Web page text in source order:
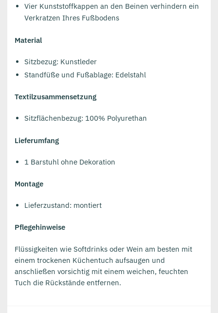
Vier Kunststoffkappen an den Beinen verhindern ein
Verkratzen Ihres Fußbodens
Material
Sitzbezug: Kunstleder
Standfüße und Fußablage: Edelstahl
Textilzusammensetzung
Sitzflächenbezug: 100% Polyurethan
Lieferumfang
1 Barstuhl ohne Dekoration
Montage
Lieferzustand: montiert
Pflegehinweise
Flüssigkeiten wie Softdrinks oder Wein am besten mit
einem trockenen Küchentuch aufsaugen und
anschließen vorsichtig mit einem weichen, feuchten
Tuch die Rückstände entfernen.